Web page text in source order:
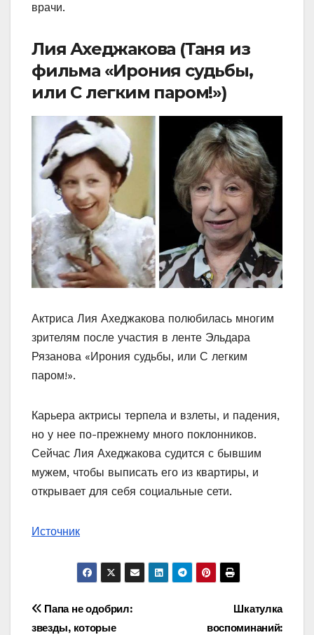
врачи.
Лия Ахеджакова (Таня из
фильма «Ирония судьбы,
или С легким паром!»)
Актриса Лия Ахеджакова полюбилась многим
зрителям после участия в ленте Эльдара
Рязанова «Ирония судьбы, или С легким
паром!».
Карьера актрисы терпела и взлеты, и падения,
но у нее по-прежнему много поклонников.
Сейчас Лия Ахеджакова судится с бывшим
мужем, чтобы выписать его из квартиры, и
открывает для себя социальные сети.
Источник
Навигация
Шкатулка
воспоминаний:
Папа не одобрил:
звезды, которые